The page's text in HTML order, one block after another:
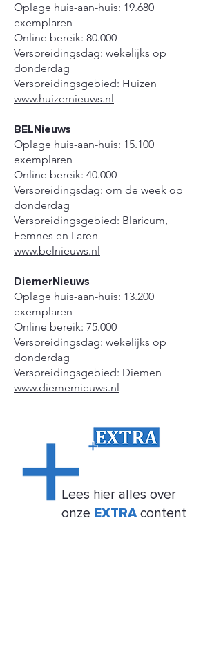
Oplage huis-aan-huis: 19.680
exemplaren
Online bereik: 80.000
Verspreidingsdag: wekelijks op
donderdag
Verspreidingsgebied: Huizen
www.huizernieuws.nl
BELNieuws
Oplage huis-aan-huis: 15.100
exemplaren
Online bereik: 40.000
Verspreidingsdag: om de week op
donderdag
Verspreidingsgebied: Blaricum,
Eemnes en Laren
www.belnieuws.nl
DiemerNieuws
Oplage huis-aan-huis: 13.200
exemplaren
Online bereik: 75.000
Verspreidingsdag: wekelijks op
donderdag
Verspreidingsgebied: Diemen
www.diemernieuws.nl
Lees hier alles over
onze EXTRA content